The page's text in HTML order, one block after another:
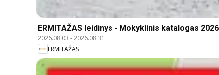
ERMITAŽAS leidinys - Mokyklinis katalogas 2026
2026.08.03 -2026.08.31
ERMITAŽAS